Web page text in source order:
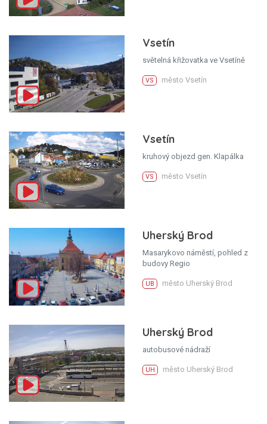
Vsetín
světelná křižovatka ve Vsetíně
VS město Vsetín
Vsetín
kruhový objezd gen. Klapálka
VS město Vsetín
Uherský Brod
Masarykovo náměstí, pohled z
budovy Regio
UB město Uherský Brod
Uherský Brod
autobusové nádraží
UH město Uherský Brod